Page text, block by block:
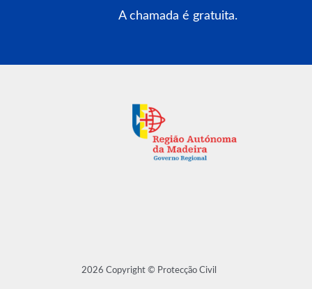
A chamada é gratuita.
2026 Copyright © Protecção Civil